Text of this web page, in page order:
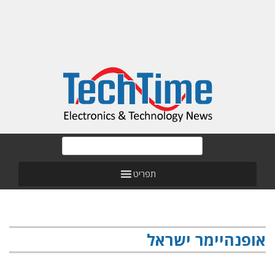
תפריט
אופנהיימר ישראל